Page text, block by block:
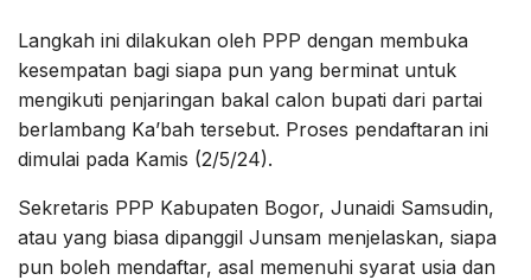
Langkah ini dilakukan oleh PPP dengan membuka
kesempatan bagi siapa pun yang berminat untuk
mengikuti penjaringan bakal calon bupati dari partai
berlambang Ka’bah tersebut. Proses pendaftaran ini
dimulai pada Kamis (2/5/24).
Sekretaris PPP Kabupaten Bogor, Junaidi Samsudin,
atau yang biasa dipanggil Junsam menjelaskan, siapa
pun boleh mendaftar, asal memenuhi syarat usia dan